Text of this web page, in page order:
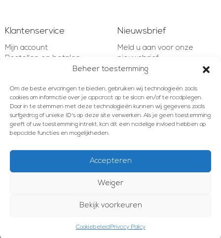
Beheer toestemming
Om de beste ervaringen te bieden, gebruiken wij technologieën zoals
cookies om informatie over je apparaat op te slaan en/of te raadplegen.
Door in te stemmen met deze technologieën kunnen wij gegevens zoals
surfgedrag of unieke ID's op deze site verwerken. Als je geen toestemming
geeft of uw toestemming intrekt, kan dit een nadelige invloed hebben op
bepaalde functies en mogelijkheden.
Accepteren
Weiger
Bekijk voorkeuren
Cookiebeleid Privacy Policy
Klantenservice
Mijn account
Bestellen en betalen
Verzenden en retourneren
Klachten en geschillen
Contact
Nieuwsbrief
Meld u aan voor onze
nieuwsbrief
AANMELDEN
© 2012 - 2026 Les Brocanteurs
Deze website is gerealiseerd door Webzuiver
Meld u aan voor onze nieuwsbrief!